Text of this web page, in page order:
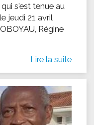
s'est tenue au
jeudi 21 avril
Régine
Lire la suite